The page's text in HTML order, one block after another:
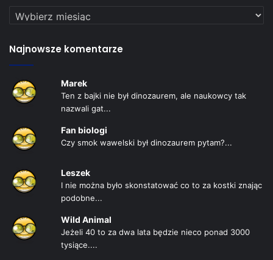
Kalendarz
Najnowsze komentarze
Marek
Ten z bajki nie był dinozaurem, ale naukowcy tak
nazwali gat...
Fan biologi
Czy smok wawelski był dinozaurem pytam?...
Leszek
I nie można było skonstatować co to za kostki znając
podobne...
Wild Animal
Jeżeli 40 to za dwa lata będzie nieco ponad 3000
tysiące....